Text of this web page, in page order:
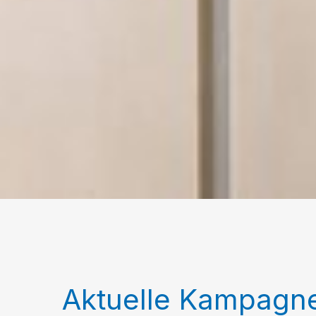
Aktuelle